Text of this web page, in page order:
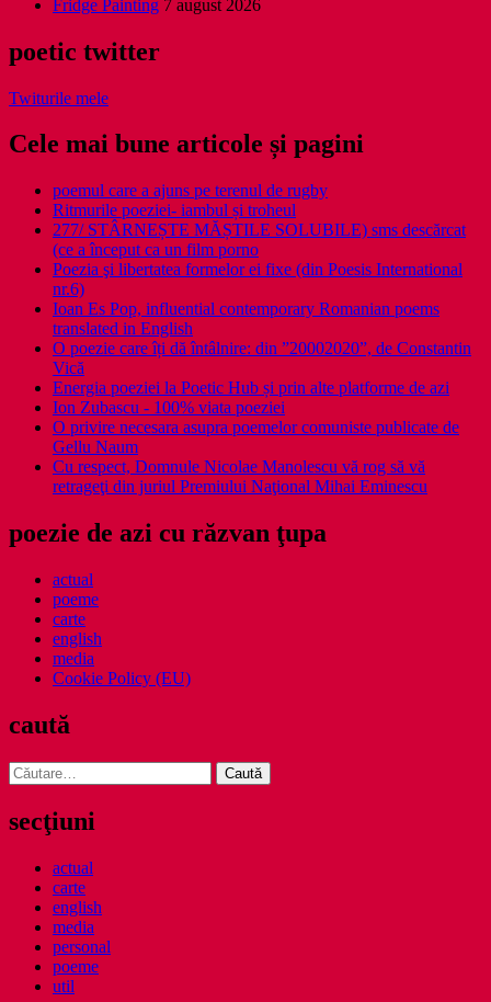
Fridge Painting 7 august 2026
poetic twitter
Twiturile mele
Cele mai bune articole și pagini
poemul care a ajuns pe terenul de rugby
Ritmurile poeziei- iambul și troheul
277/ STÂRNEȘTE MĂȘTILE SOLUBILE) sms descărcat
(ce a început ca un film porno
Poezia şi libertatea formelor ei fixe (din Poesis International
nr.6)
Ioan Es Pop, influential contemporary Romanian poems
translated in English
O poezie care îți dă întâlnire: din ”20002020”, de Constantin
Vică
Energia poeziei la Poetic Hub și prin alte platforme de azi
Ion Zubascu - 100% viata poeziei
O privire necesara asupra poemelor comuniste publicate de
Gellu Naum
Cu respect, Domnule Nicolae Manolescu vă rog să vă
retrageţi din juriul Premiului Naţional Mihai Eminescu
poezie de azi cu răzvan ţupa
actual
poeme
carte
english
media
Cookie Policy (EU)
caută
Caută
după:
secţiuni
actual
carte
english
media
personal
poeme
util